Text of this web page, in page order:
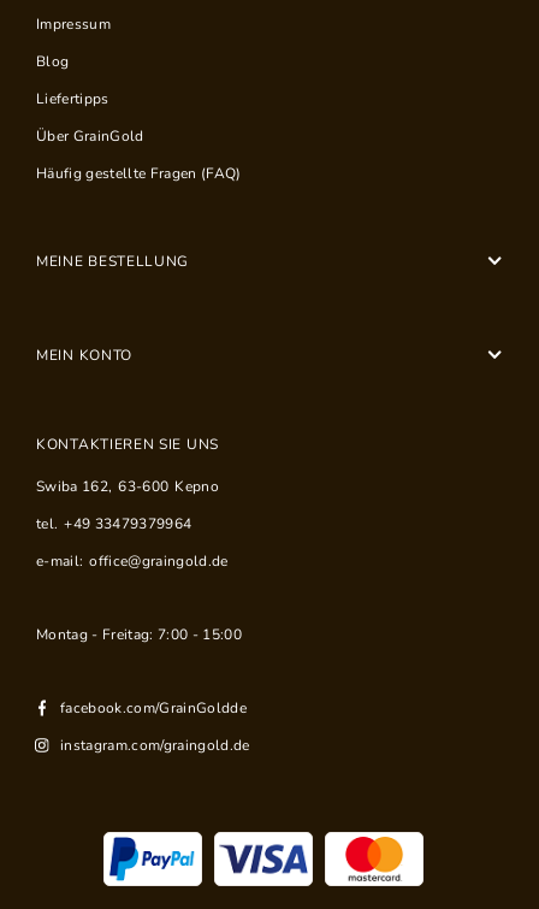
Impressum
Blog
Liefertipps
Über GrainGold
Häufig gestellte Fragen (FAQ)
MEINE BESTELLUNG
MEIN KONTO
KONTAKTIEREN SIE UNS
Swiba 162, 63-600 Kepno
tel. +49 33479379964
e-mail: office@graingold.de
Montag - Freitag: 7:00 - 15:00
facebook.com/GrainGoldde
instagram.com/graingold.de